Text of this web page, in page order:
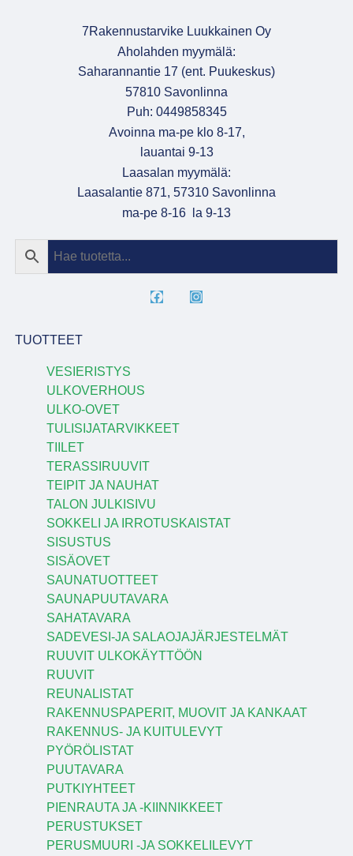
7Rakennustarvike Luukkainen Oy
Aholahden myymälä:
Saharannantie 17 (ent. Puukeskus)
57810 Savonlinna
Puh: 0449858345
Avoinna ma-pe klo 8-17,
lauantai 9-13
Laasalan myymälä:
Laasalantie 871, 57310 Savonlinna
ma-pe 8-16 la 9-13
TUOTTEET
VESIERISTYS
ULKOVERHOUS
ULKO-OVET
TULISIJATARVIKKEET
TIILET
TERASSIRUUVIT
TEIPIT JA NAUHAT
TALON JULKISIVU
SOKKELI JA IRROTUSKAISTAT
SISUSTUS
SISÄOVET
SAUNATUOTTEET
SAUNAPUUTAVARA
SAHATAVARA
SADEVESI-JA SALAOJAJÄRJESTELMÄT
RUUVIT ULKOKÄYTTÖÖN
RUUVIT
REUNALISTAT
RAKENNUSPAPERIT, MUOVIT JA KANKAAT
RAKENNUS- JA KUITULEVYT
PYÖRÖLISTAT
PUUTAVARA
PUTKIYHTEET
PIENRAUTA JA -KIINNIKKEET
PERUSTUKSET
PERUSMUURI -JA SOKKELILEVYT